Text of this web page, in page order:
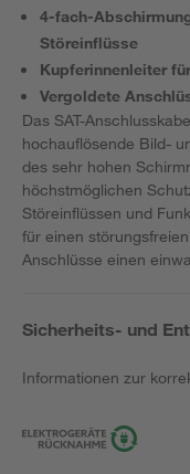
4-fach-
Störeinflüsse
Kupferinnenleiter
Vergoldete
Das SAT-
hochauflösende Bild-
des sehr hohen
höchstmöglichen
Störeinflüssen und
für einen
Anschlüsse einen
Sicherheits- und
Informationen zur